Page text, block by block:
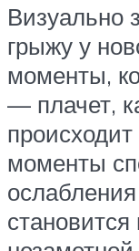
Визуально
грыжу у
моменты,
— плачет,
моменты
становится